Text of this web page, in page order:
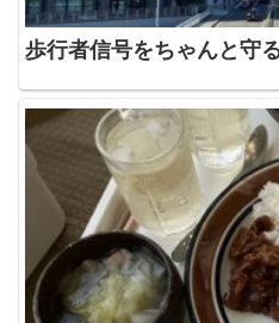
歩行者信号をちゃんと守